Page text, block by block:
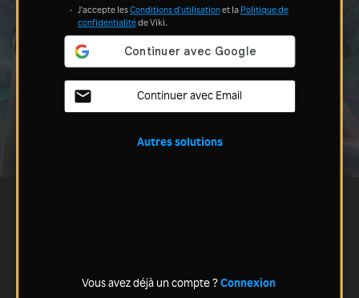
J'accepte lesConditions d'utilisationet la Politique de
confidentialitéde Viki.
Continuer avec Email
Autres solutions
Vous avez déjà un compte ?Connexion